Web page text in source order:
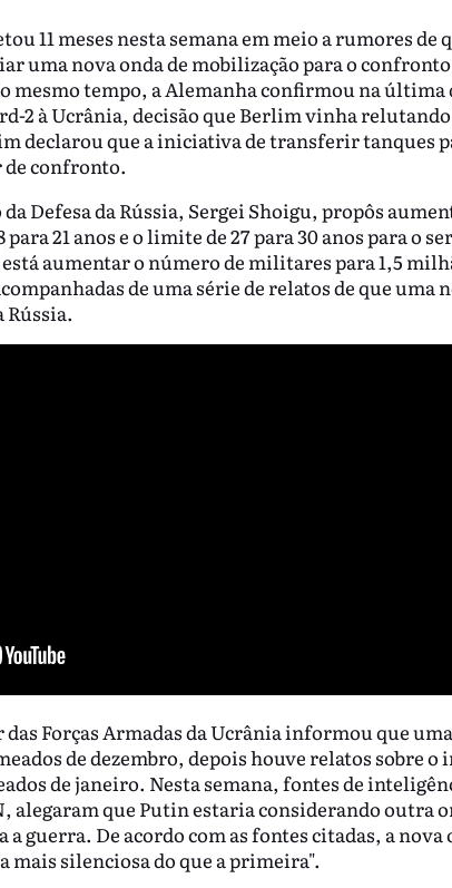
11 meses nesta semana em meio a rumores de
uma nova onda de mobilização para o
mesmo tempo, a Alemanha confirmou na
2 à Ucrânia, decisão que Berlim vinha relutando
declarou que a iniciativa de transferir tanques
confronto.
Defesa da Rússia, Sergei Shoigu, propôs
21 anos e o limite de 27 para 30 anos para o
aumentar o número de militares para 1,5
de uma série de relatos de que uma
Rússia.
Forças Armadas da Ucrânia informou que
de dezembro, depois houve relatos sobre o
de janeiro. Nesta semana, fontes de
alegaram que Putin estaria considerando outra
guerra. De acordo com as fontes citadas, a
mais silenciosa do que a primeira".